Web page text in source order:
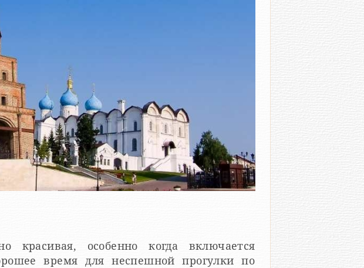
красивая, особенно когда включается
время для неспешной прогулки по